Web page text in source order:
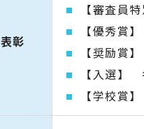
表彰
【審査員
【優秀賞
【奨励賞
【入選】
【学校賞